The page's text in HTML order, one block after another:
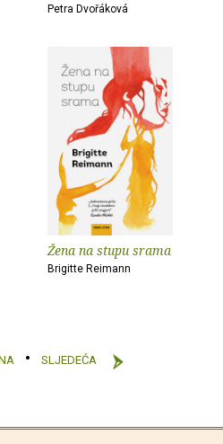
Petra Dvořáková
Žena na stupu srama
Brigitte Reimann
SLJEDEĆA